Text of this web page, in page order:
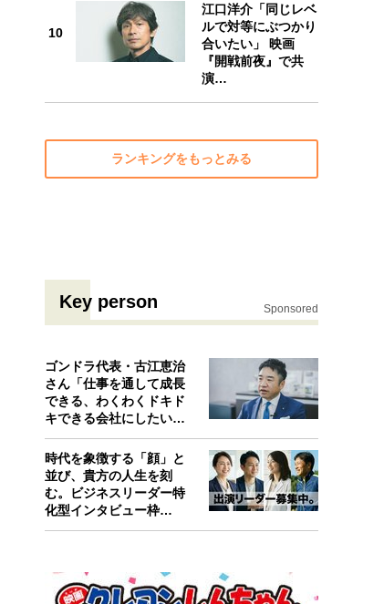
10
江口洋介「同じレベ
ルで対等にぶつかり
合いたい」 映画
『開戦前夜』で共
演…
ランキングをもっとみる
Key person Sponsored
ゴンドラ代表・古江恵治
さん「仕事を通して成長
できる、わくわくドキド
キできる会社にしたいと
考えたんで…
時代を象徴する「顔」と
並び、貴方の人生を刻
む。ビジネスリーダー特
化型インタビュー枠
『Key person』始…